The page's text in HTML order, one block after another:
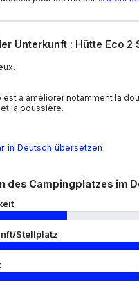
Unterkunft : Hütte Eco 2
est à améliorer notamment la
la poussière.
in Deutsch übersetzen
des Campingplatzes im
Stellplatz